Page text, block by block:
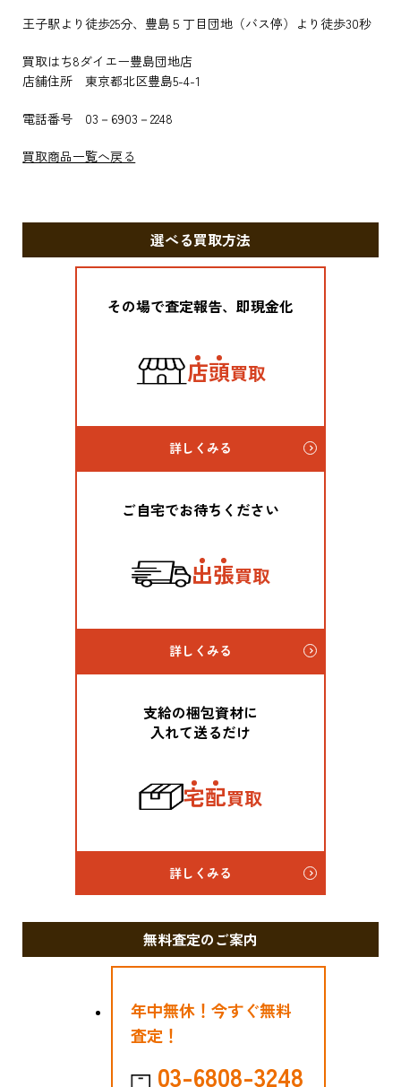
選べる買取方法
その場で査定報告、即現金化
店頭買取
詳しくみる
ご自宅でお待ちください
出張買取
詳しくみる
支給の梱包資材に
入れて送るだけ
宅配買取
詳しくみる
無料査定のご案内
年中無休！今すぐ無料
査定！
03-6808-3248
王子駅より徒歩25分、豊島５丁目団地（バス停）より徒歩30秒
買取はち8ダイエー豊島団地店
店舗住所 東京都北区豊島5-4-1
電話番号 03－6903－2248
買取商品一覧へ戻る